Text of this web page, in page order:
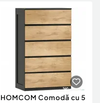
HOMCOM Comodă cu 5